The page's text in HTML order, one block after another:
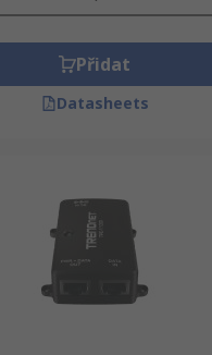
Přidat
Datasheets